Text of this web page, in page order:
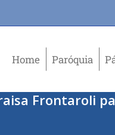
Home Paróquia
Frontaroli